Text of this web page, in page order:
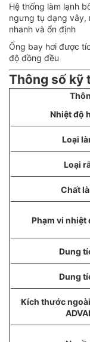
Hệ thống làm lạnh
ngưng tụ dạng vây,
nhanh và ổn định
Ống bay hơi được
độ đồng đều
Thông số kỹ
Nhiệt độ
Loại
Loại
Chất
Phạm vi
Dung
Dung
Kích thước